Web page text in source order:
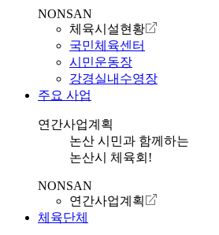
NONSAN
체육시설현황
국민체육센터
시민운동장
강경실내수영장
주요 사업
연간사업계획
논산 시민과 함께하는
논산시 체육회!
NONSAN
연간사업계획
체육단체